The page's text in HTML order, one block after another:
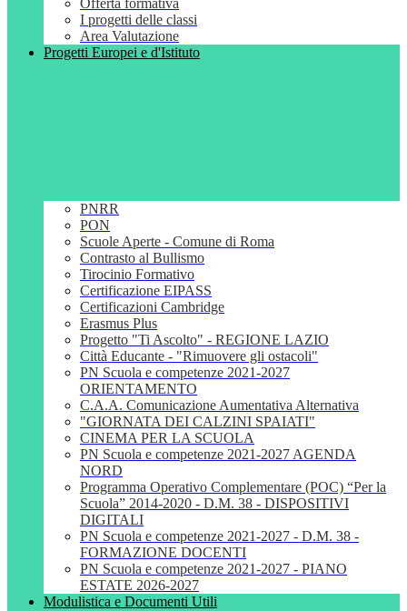
Offerta formativa
I progetti delle classi
Area Valutazione
Progetti Europei e d'Istituto
PNRR
PON
Scuole Aperte - Comune di Roma
Contrasto al Bullismo
Tirocinio Formativo
Certificazione EIPASS
Certificazioni Cambridge
Erasmus Plus
Progetto "Ti Ascolto" - REGIONE LAZIO
Città Educante - "Rimuovere gli ostacoli"
PN Scuola e competenze 2021-2027
ORIENTAMENTO
C.A.A. Comunicazione Aumentativa Alternativa
"GIORNATA DEI CALZINI SPAIATI"
CINEMA PER LA SCUOLA
PN Scuola e competenze 2021-2027 AGENDA
NORD
Programma Operativo Complementare (POC) “Per la
Scuola” 2014-2020 - D.M. 38 - DISPOSITIVI
DIGITALI
PN Scuola e competenze 2021-2027 - D.M. 38 -
FORMAZIONE DOCENTI
PN Scuola e competenze 2021-2027 - PIANO
ESTATE 2026-2027
Modulistica e Documenti Utili